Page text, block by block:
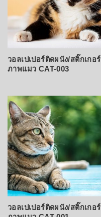
วอลเปเปอร์ติดผนัง/สติ๊กเกอร์
ภาพแมว CAT-003
วอลเปเปอร์ติดผนัง/สติ๊กเกอร์